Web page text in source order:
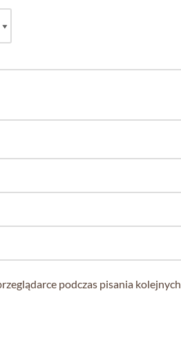
podczas pisania kolejnych